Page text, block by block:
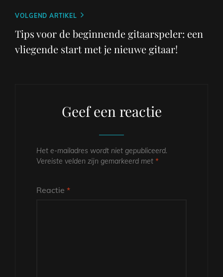
Volgend
bericht
VOLGEND ARTIKEL
Tips voor de beginnende gitaarspeler: een
vliegende start met je nieuwe gitaar!
Geef een reactie
Het e-mailadres wordt niet gepubliceerd.
Vereiste velden zijn gemarkeerd met *
Reactie *